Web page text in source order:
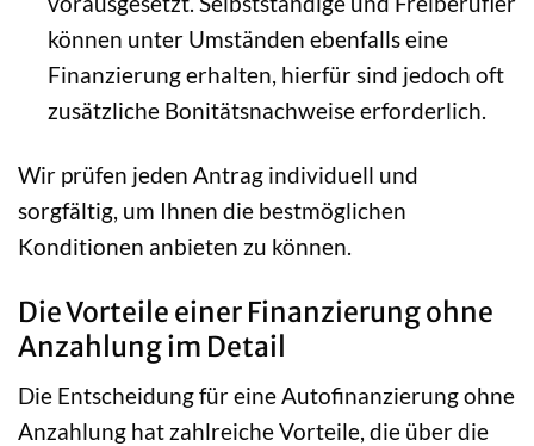
können unter Umständen ebenfalls eine
Finanzierung erhalten, hierfür sind jedoch oft
zusätzliche Bonitätsnachweise erforderlich.
Wir prüfen jeden Antrag individuell und
sorgfältig, um Ihnen die bestmöglichen
Konditionen anbieten zu können.
Die Vorteile einer Finanzierung ohne
Anzahlung im Detail
Die Entscheidung für eine Autofinanzierung ohne
Anzahlung hat zahlreiche Vorteile, die über die